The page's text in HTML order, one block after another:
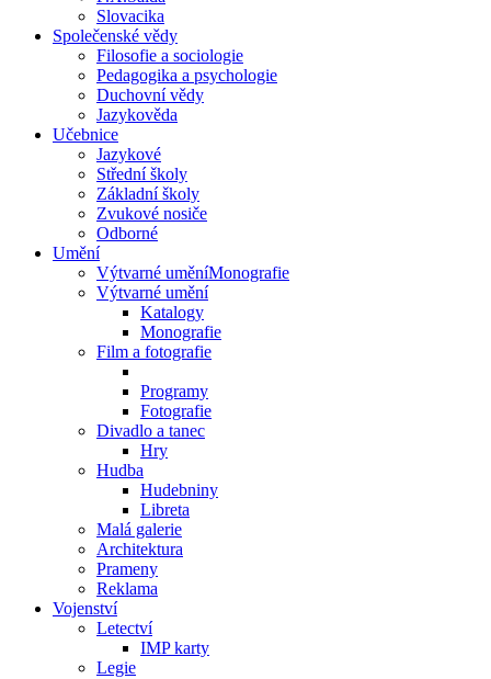
Slovacika
Společenské vědy
Filosofie a sociologie
Pedagogika a psychologie
Duchovní vědy
Jazykověda
Učebnice
Jazykové
Střední školy
Základní školy
Zvukové nosiče
Odborné
Umění
Výtvarné uměníMonografie
Výtvarné umění
Katalogy
Monografie
Film a fotografie
Programy
Fotografie
Divadlo a tanec
Hry
Hudba
Hudebniny
Libreta
Malá galerie
Architektura
Prameny
Reklama
Vojenství
Letectví
IMP karty
Legie